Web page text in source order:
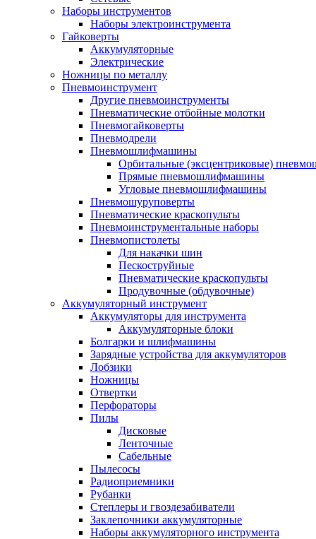
Наборы инструментов
Наборы электроинструмента
Гайковерты
Аккумуляторные
Электрические
Ножницы по металлу
Пневмоинструмент
Другие пневмоинструменты
Пневматические отбойные молотки
Пневмогайковерты
Пневмодрели
Пневмошлифмашины
Орбитальные (эксцентриковые)
Прямые пневмошлифмашины
Угловые пневмошлифмашины
Пневмошуруповерты
Пневматические краскопульты
Пневмоинструментальные наборы
Пневмопистолеты
Для накачки шин
Пескоструйные
Пневматические краскопульты
Продувочные (обдувочные)
Аккумуляторный инструмент
Аккумуляторы для инструмента
Аккумуляторные блоки
Болгарки и шлифмашины
Зарядные устройства для аккумуляторов
Лобзики
Ножницы
Отвертки
Перфораторы
Пилы
Дисковые
Ленточные
Сабельные
Пылесосы
Радиоприемники
Рубанки
Степлеры и гвоздезабиватели
Заклепочники аккумуляторные
Наборы аккумуляторного инструмента